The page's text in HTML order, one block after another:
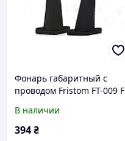
Фонарь габаритный с
проводом Fristom FT-009 F
В наличии
394₴